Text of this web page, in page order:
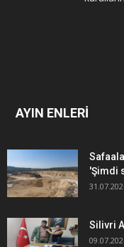
AYIN ENLERİ
'Şimdi
Silivri